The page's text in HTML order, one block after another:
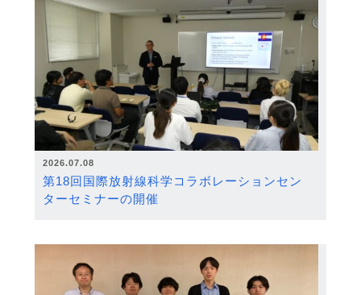
2026.07.08
第18回国際放射線科学コラボレーションセン
ターセミナーの開催